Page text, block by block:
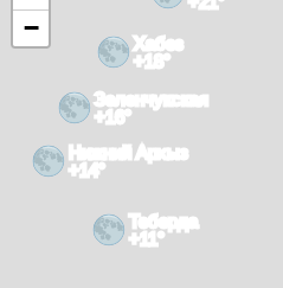
Теберда
+11°
Зеленчукская
+16°
Хабез
+18°
Нижний Архыз
+14°
−